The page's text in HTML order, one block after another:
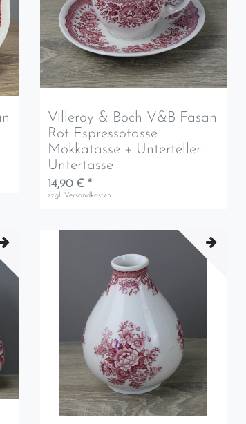
Villeroy & Boch V&B Fasan
Rot Espressotasse
Mokkatasse + Unterteller
Untertasse
14,90 € *
zzgl. Versandkosten